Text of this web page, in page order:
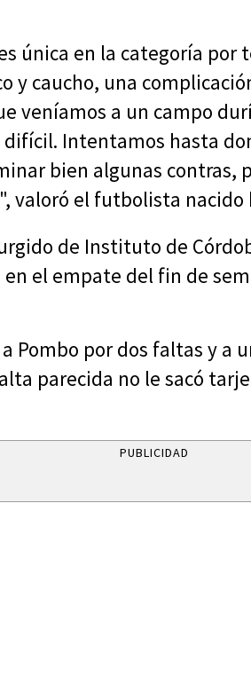
única en la categoría por
caucho, una
veníamos a un campo
difícil. Intentamos hasta
bien algunas contras,
valoró el futbolista nacido
de Instituto de
el empate del fin de
Pombo por dos faltas y a
parecida no le sacó
PUBLICIDAD